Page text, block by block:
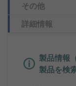
その他
詳細情報
製品情報
製品を検